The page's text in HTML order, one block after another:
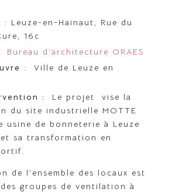
: Leuze-en-Hainaut, Rue du
16c
Bureau d’architecture ORAES
: Ville de Leuze en
:
Le projet vise la
du site industrielle MOTTE
usine de bonneterie à Leuze
sa transformation en
de l’ensemble des locaux est
groupes de ventilation à